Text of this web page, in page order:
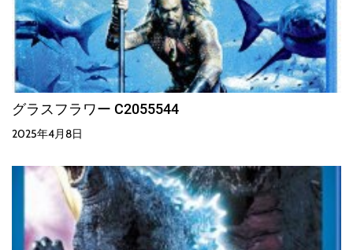
グラスフラワー C2055544
2025年4月8日